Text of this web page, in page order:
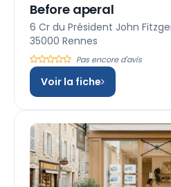
Before aperal
6 Cr du Président John
35000 Rennes
Pas encore d'avis
Voir la fiche